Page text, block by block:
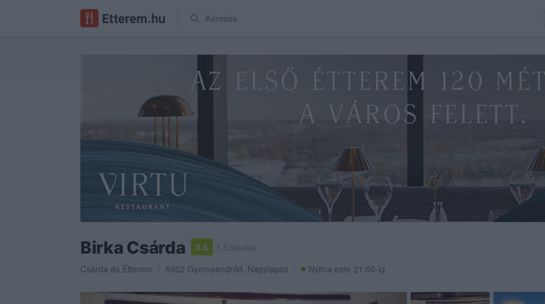
Keresés
Birka Csárda 3.6 5 Értékelés
Csárda és Étterem 5502 Gyomaendrőd, Nagylapos Nyitva este 21:00-ig